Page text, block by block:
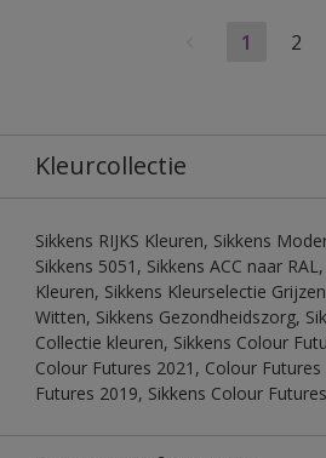
1 2
Kleurcollectie
Sikkens RIJKS Kleuren, Sikkens
Sikkens 5051, Sikkens ACC naar
Kleuren, Sikkens Kleurselectie
Witten, Sikkens Gezondheidszorg,
Collectie kleuren, Sikkens Colour
Colour Futures 2021, Colour
Futures 2019, Sikkens Colour